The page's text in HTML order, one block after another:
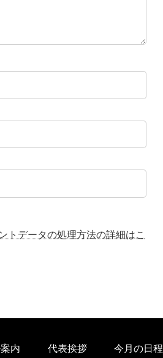
トデータの処理方法の詳細はこ
内 代表挨拶 今月の日程